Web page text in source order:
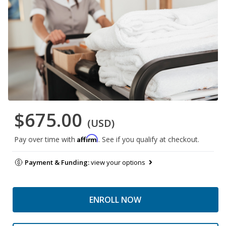
$675.00 (USD)
Pay over time with Affirm. See if you qualify at checkout.
Payment & Funding:view your options
ENROLL NOW